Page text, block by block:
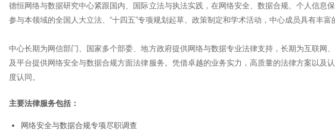
德恒网络与数据研究中心紧跟国内、国际立法与执法实践，在网络安全、数据合规、个人信息
参与本领域的全国人大立法、“十四五”专项规划起草、政策制定和学术活动，中心成员具有丰
中心长期为网信部门、国家多个部委、地方政府提供网络与数据专业法律支持，长期为互联网
及平台提供网络安全与数据合规方面法律服务。凭借卓越的业务实力，高质量的法律方案以及
度认同。
主要法律服务包括：
网络安全与数据合规专项尽职调查